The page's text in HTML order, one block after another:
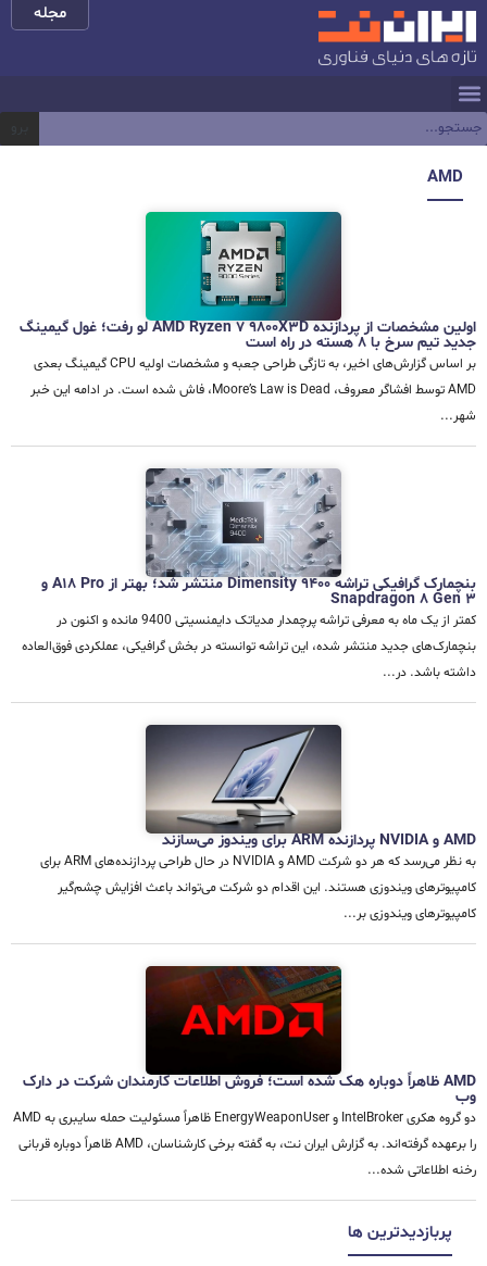
مجله
AMD
اولین مشخصات از پردازنده AMD Ryzen 7 9800X3D لو رفت؛ غول گیمینگ
جدید تیم سرخ با 8 هسته در راه است
بر اساس گزارش‌های اخیر، به تازگی طراحی جعبه و مشخصات اولیه CPU گیمینگ بعدی
AMD توسط افشاگر معروف، Moore’s Law is Dead، فاش شده است. در ادامه این خبر
شهر...
بنچمارک گرافیکی تراشه Dimensity 9400 منتشر شد؛ بهتر از A18 Pro و
Snapdragon 8 Gen 3
کمتر از یک ماه به معرفی تراشه پرچمدار مدیاتک دایمنسیتی 9400 مانده و اکنون در
بنچمارک‌های جدید منتشر شده، این تراشه توانسته در بخش گرافیکی، عملکردی فوق‌العاده
داشته باشد. در...
AMD و NVIDIA پردازنده ARM برای ویندوز می‌سازند
به نظر می‌رسد که هر دو شرکت AMD و NVIDIA در حال طراحی پردازنده‌های ARM برای
کامپیوترهای ویندوزی هستند. این اقدام دو شرکت می‌تواند باعث افزایش چشم‌گیر
کامپیوترهای ویندوزی بر...
AMD ظاهراً دوباره هک شده است؛ فروش اطلاعات کارمندان شرکت در دارک
وب
دو گروه هکری IntelBroker و EnergyWeaponUser ظاهراً مسئولیت حمله سایبری به AMD
را برعهده گرفته‌اند. به گزارش ایران نت، به گفته برخی کارشناسان، AMD ظاهراً دوباره قربانی
رخنه اطلاعاتی شده...
پربازدیدترین ها